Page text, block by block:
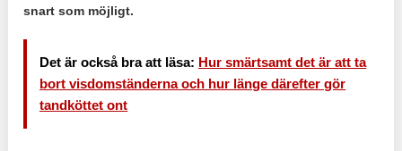
snart som möjligt.
Det är också bra att läsa: Hur smärtsamt det är att ta
bort visdomständerna och hur länge därefter gör
tandköttet ont